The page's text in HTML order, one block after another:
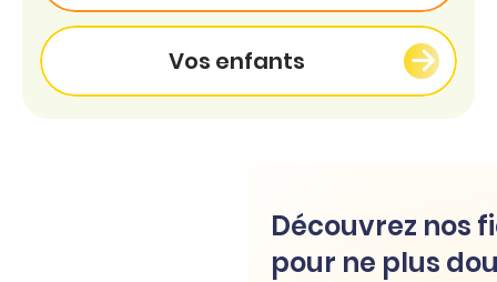
Vos enfants
Découvrez nos
pour ne plus